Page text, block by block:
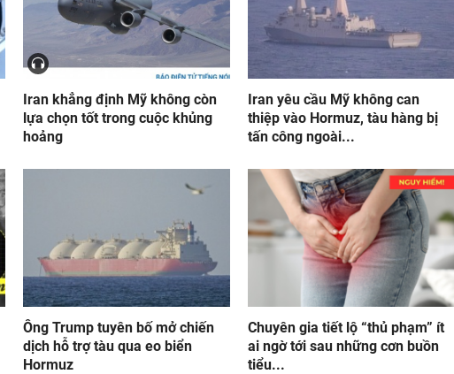
Iran khẳng định Mỹ không còn
lựa chọn tốt trong cuộc khủng
hoảng
Iran yêu cầu Mỹ không can
thiệp vào Hormuz, tàu hàng bị
tấn công ngoài...
Ông Trump tuyên bố mở chiến
dịch hỗ trợ tàu qua eo biển
Hormuz
Chuyên gia tiết lộ “thủ phạm” ít
ai ngờ tới sau những cơn buồn
tiểu...